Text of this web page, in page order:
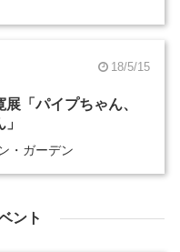
18/5/15
「パイプちゃん、
・ガーデン
ント